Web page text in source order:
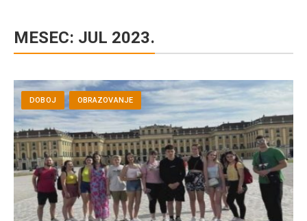
MESEC: JUL 2023.
DOBOJ OBRAZOVANJE